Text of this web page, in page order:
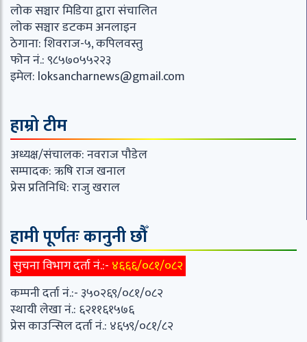
लोक सञ्चार मिडिया द्वारा संचालित
लोक सञ्चार डटकम अनलाइन
ठेगाना: शिवराज-५, कपिलवस्तु
फोन नं.: ९८५७०५५२२३
इमेल: loksancharnews@gmail.com
हाम्रो टीम
अध्यक्ष/संचालक: नवराज पौडेल
सम्पादक: ऋषि राज खनाल
प्रेस प्रतिनिधि: राजु खराल
हामी पूर्णतः कानुनी छौँ
सुचना विभाग दर्ता नं.:- ४६६६/०८१/०८२
कम्पनी दर्ता नं.:- ३५०२६९/०८१/०८२
स्थायी लेखा नं.: ६२११६१५७६
प्रेस काउन्सिल दर्ता नं.: ४६५९/०८१/८२